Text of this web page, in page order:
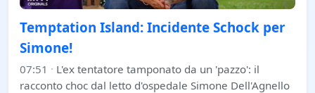
Temptation Island: Incidente Schock per
Simone!
07:51 · L'ex tentatore tamponato da un 'pazzo': il
racconto choc dal letto d'ospedale Simone Dell'Agnello